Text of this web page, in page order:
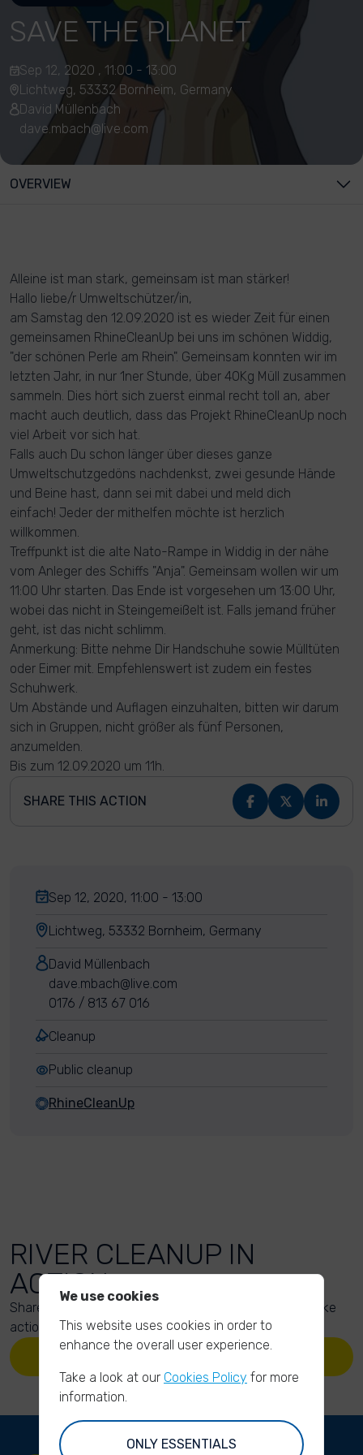
SAVE THE PLANET
Sep 12, 2020 , 11:00 - 13:00
Lichtweg, 53332 Bornheim, Germany
David Müllenbach
dave.mbach@live.com
OVERVIEW
Alleine ist man stark, gemeinsam ist man stärker!
Hallo liebe/r Umweltschützer/in,
am Samstag den 12.09.2020 ist es wieder Zeit für einen
gemeinsamen RhineCleanUp bei uns im schönen Widdig,
"der schönen Perle am Rhein". Gemeinsam konnten wir im
letzten Jahr, in nur 1ner Stunde, über 40Kg Müll zusammen
sammeln. Dies hört sich zuerst einmal recht toll an, aber
macht auch deutlich, dass das Projekt RhineCleanUp noch
viel Arbeit vor sich hat.
Falls auch Du schon länger über dieses ganze
Umweltschutzgedöns nachdenkst, zwei gesunde Hände
und Beine hast, dann sei mit dabei und meld dich
einfach! Jeder der mithelfen möchte ist herzlich
willkommen.
Treffpunkt ist die alte Nato-Rampe in Widdig in der nähe
vom Anleger des Schiffs "Anja". Gemeinsam wollen wir um
11:00 Uhr starten. Das Ende ist vorgesehen um 13:00 Uhr,
wobei das nicht in Steingemeißelt ist. Falls jemand früher
geht, ist das nicht schlimm.
Anmerkung: Bitte nehme Dir Handschuhe sowie Mülltüten
oder Eimer mit. Empfehlenswert ist zudem ein festes
Schuhwerk.
Um Abstände und Auflagen einzuhalten, bitten wir darum
sich in Gruppen, nicht größer als fünf Personen,
anzumelden.
Bis zum 12.09.2020 um 11h.
SHARE THIS ACTION
Sep 12, 2020, 11:00 - 13:00
Lichtweg, 53332 Bornheim, Germany
David Müllenbach
dave.mbach@live.com
0176 / 813 67 016
Cleanup
Public cleanup
RhineCleanUp
RIVER CLEANUP IN
ACTION
Share your action photos here and inspire others to take
action too!
UPLOAD YOUR PHOTOS
We use cookies
This website uses cookies in order to
enhance the overall user experience.
Take a look at our Cookies Policy for more
information.
ONLY ESSENTIALS